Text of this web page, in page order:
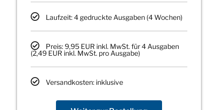
Laufzeit: 4 gedruckte Ausgaben (4 Wochen)
Preis: 9,95 EUR inkl. MwSt. für 4 Ausgaben
(2,49 EUR inkl. MwSt. pro Ausgabe)
Versandkosten: inklusive